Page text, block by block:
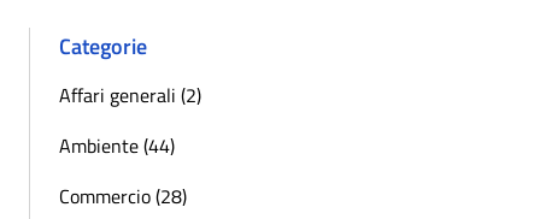
Categorie
Affari generali (2)
Ambiente (44)
Commercio (28)